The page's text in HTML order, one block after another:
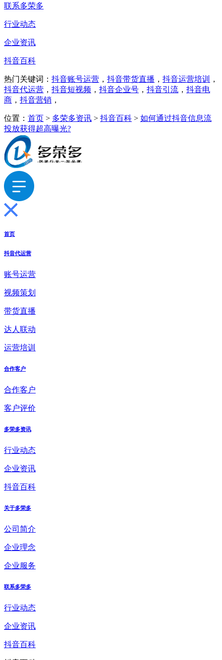
联系多荣多
行业动态
企业资讯
抖音百科
热门关键词： 抖音账号运营 ， 抖音带货直播 ， 抖音运营培训
，
抖音代运营 ， 抖音短视频 ， 抖音企业号 ， 抖音引流 ， 抖音电
商 ， 抖音营销 ，
位置： 首页 > 多荣多资讯 > 抖音百科 > 如何通过抖音信息流
投放获得超高曝光?
首页
抖音代运营
账号运营
视频策划
带货直播
达人联动
运营培训
合作客户
合作客户
客户评价
多荣多资讯
行业动态
企业资讯
抖音百科
关于多荣多
公司简介
企业理念
企业服务
联系多荣多
行业动态
企业资讯
抖音百科